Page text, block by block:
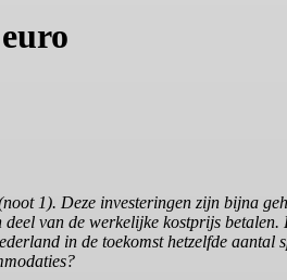
1). Deze investeringen zijn bijna
van de werkelijke kostprijs
in de toekomst hetzelfde aantal